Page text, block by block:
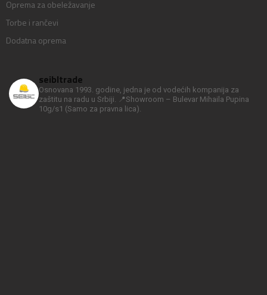
Oprema za obeležavanje
Torbe i rančevi
Dodatna oprema
seibltrade
Osnovana 1993. godine, jedna je od vodećih kompanija za
zaštitu na radu u Srbiji.
📍Showroom – Bulevar Mihaila Pupina
10g/s1 (Samo za pravna lica).